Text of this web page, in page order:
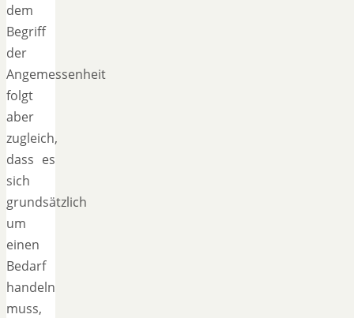
dem
Begriff
der
Angemessenheit
folgt
aber
zugleich,
dass es
sich
grundsätzlich
um
einen
Bedarf
handeln
muss,